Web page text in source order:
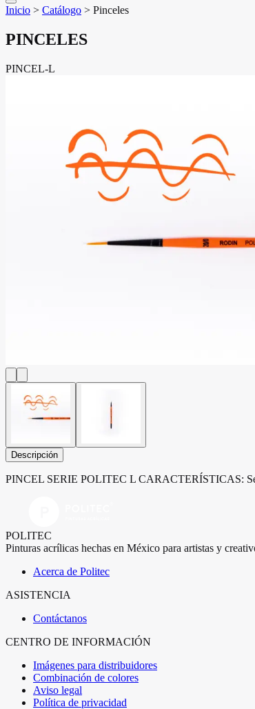
Inicio > Catálogo > Pinceles
PINCELES
PINCEL-L
Descripción
PINCEL SERIE POLITEC L CARACTERÍSTICAS:
POLITEC
Pinturas acrílicas hechas en México para artistas y
Acerca de Politec
ASISTENCIA
Contáctanos
CENTRO DE INFORMACIÓN
Imágenes para distribuidores
Combinación de colores
Aviso legal
Política de privacidad